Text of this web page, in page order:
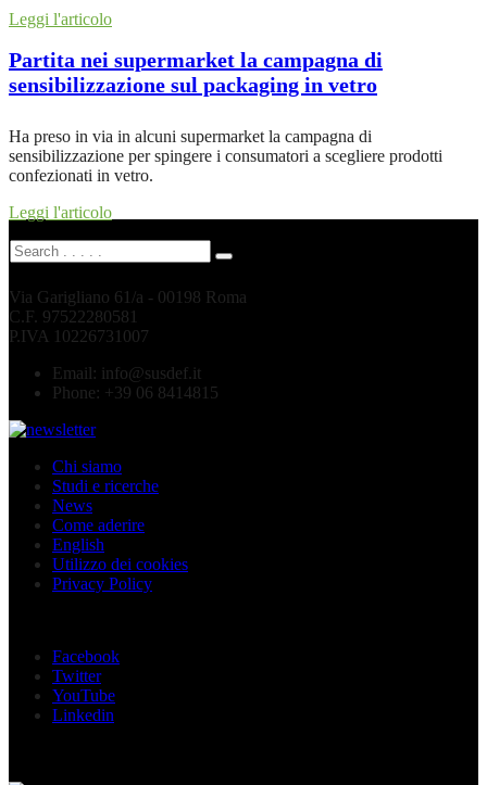
Leggi l'articolo
Partita nei supermarket la campagna di
sensibilizzazione sul packaging in vetro
Ha preso in via in alcuni supermarket la campagna di
sensibilizzazione per spingere i consumatori a scegliere prodotti
confezionati in vetro.
Leggi l'articolo
Via Garigliano 61/a - 00198 Roma
C.F. 97522280581
P.IVA 10226731007
Email: info@susdef.it
Phone: +39 06 8414815
Chi siamo
Studi e ricerche
News
Come aderire
English
Utilizzo dei cookies
Privacy Policy
Facebook
Twitter
YouTube
Linkedin